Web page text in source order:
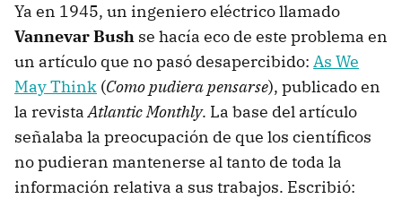
Ya en 1945, un ingeniero eléctrico llamado
Vannevar Bush se hacía eco de este problema en
un artículo que no pasó desapercibido: As We
May Think (Como pudiera pensarse), publicado en
la revistaAtlantic Monthly. La base del artículo
señalaba la preocupación de que los científicos
no pudieran mantenerse al tanto de toda la
información relativa a sus trabajos. Escribió: